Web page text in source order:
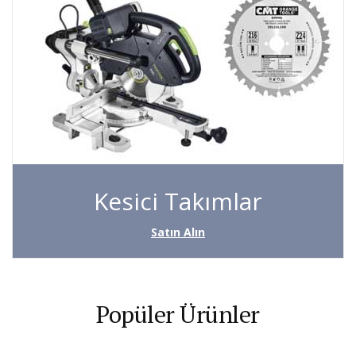
Kesici Takımlar
Satın Alın
Popüler Ürünler